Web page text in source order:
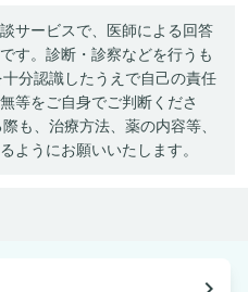
サービスで、医師による回答
す。診断・診察などを行うも
分認識したうえで自己の責任
等をご自身でご判断くださ
も、治療方法、薬の内容等、
ようにお願いいたします。